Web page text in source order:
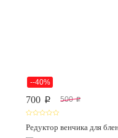
--40%
700 p 500 p
Редуктор венчика для